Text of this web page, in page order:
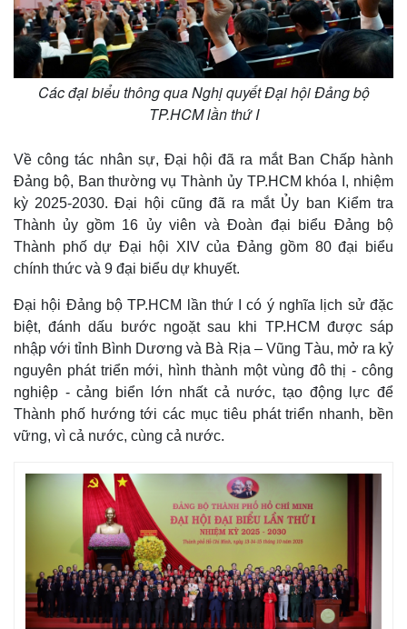
Kinh tế
Bất động sản
Khởi nghiệp
Thị trường
Giá vàng
Tiêu dùng
Tỷ giá
Chứng khoán
Giá cà phê
Các đại biểu thông qua Nghị quyết Đại hội Đảng bộ
TP.HCM lần thứ I
Về công tác nhân sự, Đại hội đã ra mắt Ban Chấp hành
Đảng bộ, Ban thường vụ Thành ủy TP.HCM khóa I, nhiệm
kỳ 2025-2030. Đại hội cũng đã ra mắt Ủy ban Kiểm tra
Thành ủy gồm 16 ủy viên và Đoàn đại biểu Đảng bộ
Thành phố dự Đại hội XIV của Đảng gồm 80 đại biểu
chính thức và 9 đại biểu dự khuyết.
Đại hội Đảng bộ TP.HCM lần thứ I có ý nghĩa lịch sử đặc
biệt, đánh dấu bước ngoặt sau khi TP.HCM được sáp
nhập với tỉnh Bình Dương và Bà Rịa – Vũng Tàu, mở ra kỷ
nguyên phát triển mới, hình thành một vùng đô thị - công
nghiệp - cảng biển lớn nhất cả nước, tạo động lực để
Thành phố hướng tới các mục tiêu phát triển nhanh, bền
vững, vì cả nước, cùng cả nước.